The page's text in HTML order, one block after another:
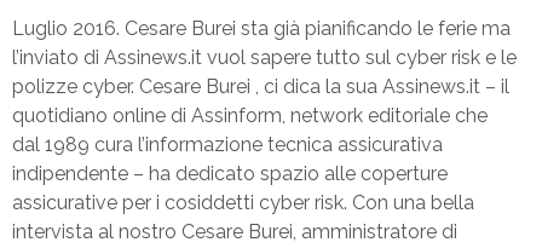
Luglio 2016. Cesare Burei sta già pianificando le ferie ma
l’inviato di Assinews.it vuol sapere tutto sul cyber risk e le
polizze cyber. Cesare Burei , ci dica la sua Assinews.it – il
quotidiano online di Assinform, network editoriale che
dal 1989 cura l’informazione tecnica assicurativa
indipendente – ha dedicato spazio alle coperture
assicurative per i cosiddetti cyber risk. Con una bella
intervista al nostro Cesare Burei, amministratore di